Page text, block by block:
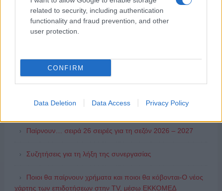
related to security, including authentication
functionality and fraud prevention, and other
user protection.
CONFIRM
Data Deletion Data Access Privacy Policy
ΑΙΧΜΕΣ: Καλοκαίρι ανατροπών
Αποχώρησε από την Cosmote TV o Μιχάλης Τσώχος
Παίρνουν… σειρά 26 σειρές για τη σεζόν 2026 – 2027
Συζητήσεις για τη λήξη της συνεργασίας
Ποιοι θα παίρνουν χρήματα και ποιοι θα κόβονται-Ο νέος
χάρτης των επιδοτήσεων στην TV, μέσω ΕΚΚΟΜΕΔ